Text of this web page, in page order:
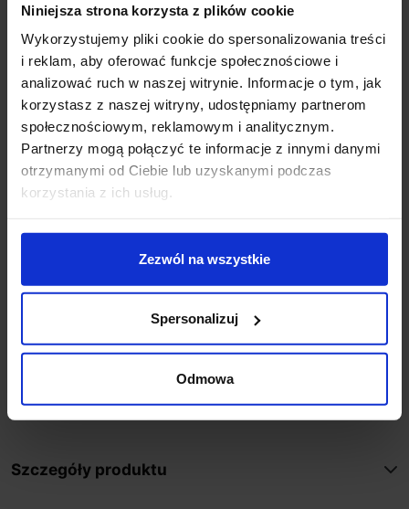
Niniejsza strona korzysta z plików cookie
Wykorzystujemy pliki cookie do spersonalizowania treści
i reklam, aby oferować funkcje społecznościowe i
analizować ruch w naszej witrynie. Informacje o tym, jak
korzystasz z naszej witryny, udostępniamy partnerom
społecznościowym, reklamowym i analitycznym.
Partnerzy mogą połączyć te informacje z innymi danymi
otrzymanymi od Ciebie lub uzyskanymi podczas
korzystania z ich usług.
Zezwól na wszystkie
Spersonalizuj
Odmowa
Dane techniczne:
Źródło światła LED zintegrowany
Moc 3W
Napięcie 230V
Wymiary 5,5x5,5cm x 6,85cm
Otwór montażowy ⌀ 4,5 x 10,3cm
Strumień świetlny 196lm
Barwy światła biała ciepła 3000K
Materiał aluminium
Producent Kohl Lighting
Dodatkowe informacje:
Źródło światła w komplecie
Przewidywany czas świecenia do 35000 godzin
Szczegóły produktu